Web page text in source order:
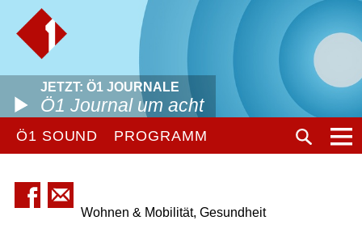
JETZT: Ö1 JOURNALE
Ö1 Journal um acht
Ö1 SOUND PROGRAMM
Wohnen & Mobilität, Gesundheit